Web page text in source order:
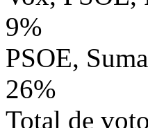
9%
PSOE,
26%
Total de